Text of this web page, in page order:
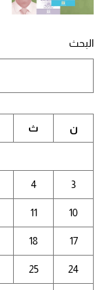
البحث
ن ث
3
4
10
11
17
18
24
25